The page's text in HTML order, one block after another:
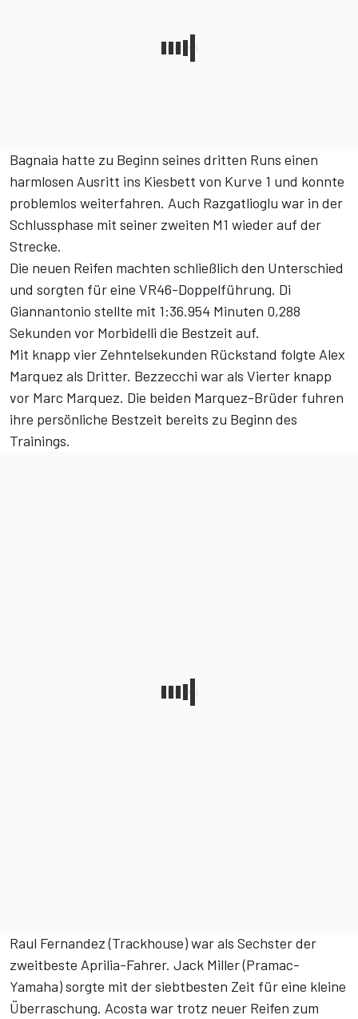
Bagnaia hatte zu Beginn seines dritten Runs einen
harmlosen Ausritt ins Kiesbett von Kurve 1 und konnte
problemlos weiterfahren. Auch Razgatlioglu war in der
Schlussphase mit seiner zweiten M1 wieder auf der
Strecke.
Die neuen Reifen machten schließlich den Unterschied
und sorgten für eine VR46-Doppelführung. Di
Giannantonio stellte mit 1:36.954 Minuten 0,288
Sekunden vor Morbidelli die Bestzeit auf.
Mit knapp vier Zehntelsekunden Rückstand folgte Alex
Marquez als Dritter. Bezzecchi war als Vierter knapp
vor Marc Marquez. Die beiden Marquez-Brüder fuhren
ihre persönliche Bestzeit bereits zu Beginn des
Trainings.
Raul Fernandez (Trackhouse) war als Sechster der
zweitbeste Aprilia-Fahrer. Jack Miller (Pramac-
Yamaha) sorgte mit der siebtbesten Zeit für eine kleine
Überraschung. Acosta war trotz neuer Reifen zum